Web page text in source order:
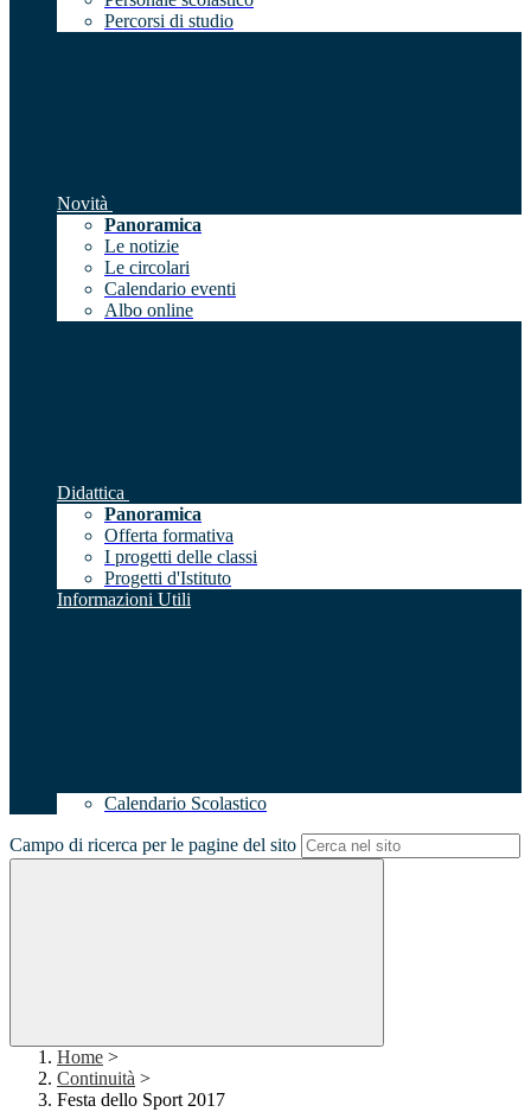
Percorsi di studio
Novità
Panoramica
Le notizie
Le circolari
Calendario eventi
Albo online
Didattica
Panoramica
Offerta formativa
I progetti delle classi
Progetti d'Istituto
Informazioni Utili
Calendario Scolastico
Campo di ricerca per le pagine del sito
Home >
Continuità >
Festa dello Sport 2017